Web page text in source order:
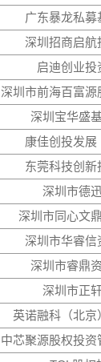
广东暴龙私募
深圳招商启航
启迪创业投
深圳市前海百富源
深圳宝华盛
康佳创投发展
东莞科技创新
深圳市德
深圳市同心文
深圳市华睿信
深圳市睿鼎
深圳市正
英诺融科（北京
中芯聚源股权投